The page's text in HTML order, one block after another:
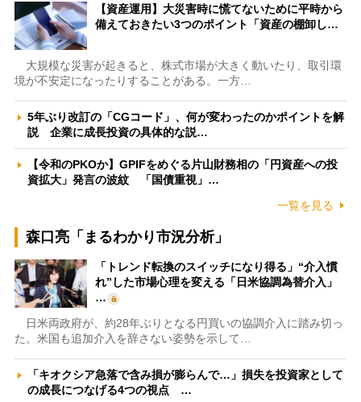
【資産運用】大災害時に慌てないために平時から
備えておきたい3つのポイント「資産の棚卸し…
大規模な災害が起きると、株式市場が大きく動いたり、取引環
境が不安定になったりすることがある。一方…
5年ぶり改訂の「CGコード」、何が変わったのかポイントを解
説 企業に成長投資の具体的な説…
【令和のPKOか】GPIFをめぐる片山財務相の「円資産への投
資拡大」発言の波紋 「国債重視」…
一覧を見る
森口亮「まるわかり市況分析」
「トレンド転換のスイッチになり得る」“介入慣
れ”した市場心理を変える「日米協調為替介入」
…
日米両政府が、約28年ぶりとなる円買いの協調介入に踏み切っ
た。米国も追加介入を辞さない姿勢を示して…
「キオクシア急落で含み損が膨らんで…」損失を投資家として
の成長につなげる4つの視点 …